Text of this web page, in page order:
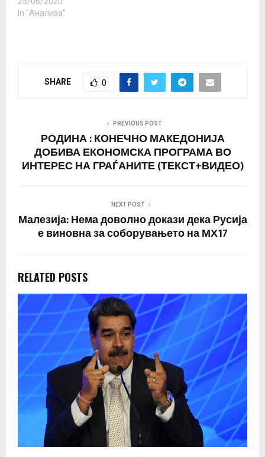
In "Анализа"
SHARE 0
PREVIOUS POST
РОДИНА : КОНЕЧНО МАКЕДОНИЈА
ДОБИВА ЕКОНОМСКА ПРОГРАМА ВО
ИНТЕРЕС НА ГРАЃАНИТЕ (ТЕКСТ+ВИДЕО)
NEXT POST
Малезија: Нема доволно докази дека Русија
е виновна за соборувањето на МХ17
RELATED POSTS